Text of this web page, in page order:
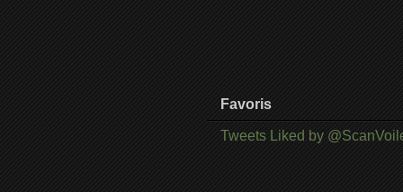
Favoris
Tweets Liked by